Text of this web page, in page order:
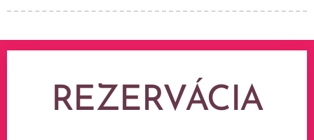
REZERVÁCIA